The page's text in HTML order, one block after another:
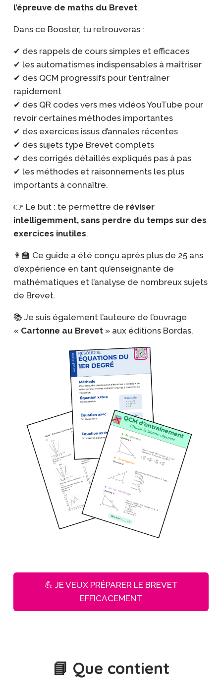
l’épreuve de maths du Brevet.
Dans ce Booster, tu retrouveras :
✔ des rappels de cours simples et efficaces
✔ les automatismes indispensables à maîtriser
✔ des QCM progressifs pour t’entraîner
rapidement
✔ des QR codes vers mes vidéos YouTube pour
revoir certaines méthodes importantes
✔ des exercices issus d’annales récentes
✔ des sujets type Brevet complets
✔ des corrigés détaillés expliqués pas à pas
✔ les méthodes et raisonnements les plus
importants à connaître.
👉 Le but : te permettre de réviser
intelligemment, sans perdre du temps sur des
exercices inutiles.
👩‍🏫 Ce guide a été conçu après plus de 25 ans
d’expérience en tant qu’enseignante de
mathématiques et l’analyse de nombreux sujets
de Brevet.
📚 Je suis également l’auteure de l’ouvrage
« Cartonne au Brevet » aux éditions Bordas.
💪 JE VEUX PRÉPARER LE BREVET
EFFICACEMENT
📘 Que contient